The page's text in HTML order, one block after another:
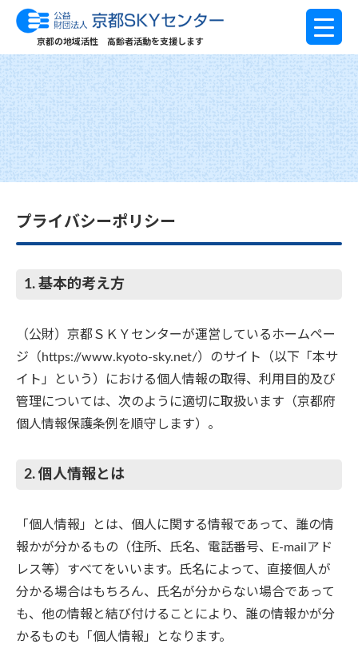
京都の地域活性 高齢者活動を支援します
プライバシーポリシー
1. 基本的考え方
（公財）京都ＳＫＹセンターが運営しているホームペー
ジ（https://www.kyoto-sky.net/）のサイト（以下「本サ
イト」という）における個人情報の取得、利用目的及び
管理については、次のように適切に取扱います（京都府
個人情報保護条例を順守します）。
2. 個人情報とは
「個人情報」とは、個人に関する情報であって、誰の情
報かが分かるもの（住所、氏名、電話番号、E-mailアド
レス等）すべてをいいます。氏名によって、直接個人が
分かる場合はもちろん、氏名が分からない場合であって
も、他の情報と結び付けることにより、誰の情報かが分
かるものも「個人情報」となります。